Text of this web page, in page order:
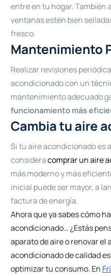
entre en tu hogar. También
ventanas estén bien
fresco.
Mantenimiento
Realizar revisiones
acondicionado con un
mantenimiento adecuado
funcionamiento más
Cambia tu aire
Si tu aire acondicionado es
consideracomprar un aire
más moderno y más
inicial puede ser mayor, a
factura de energía.
Ahora que ya sabes cómo
acondicionado… ¿Estás
aparato de aire o renovar el
acondicionado de calidad
optimizar tu consumo. En